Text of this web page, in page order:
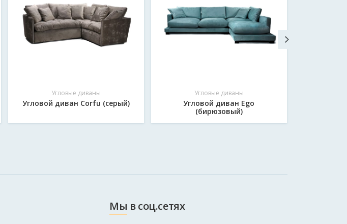
Угловые диваны
Угловой диван Corfu (серый)
Угловые диваны
Угловой диван Ego
(бирюзовый)
Мы в соц.сетях